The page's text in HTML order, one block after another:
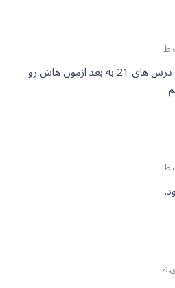
با سلام … میخواستم بدونم از درس های 21 به بعد ازمون هاش رو